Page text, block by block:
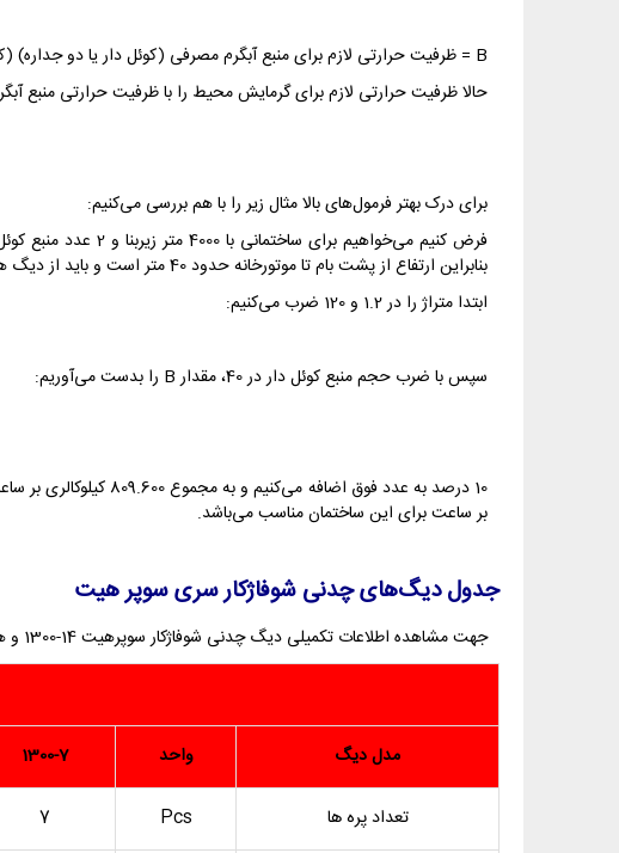
B = ظرفیت حرارتی لازم برای منبع آبگرم مصرفی (کوئل دار یا دو جداره) (کیلوکالری بر ساعت)
حالا ظرفیت حرارتی لازم برای گرمایش محیط را با ظرفیت حرارتی منبع آبگرم مصرفی جمع می‌کنیم و
برای درک بهتر فرمول‌های بالا مثال زیر را با هم بررسی می‌کنیم:
بنابراین ارتفاع از پشت بام تا موتورخانه حدود 40 متر است و باید از دیگ های 1300 استفاده نماییم تا در فشار حدود 4 بار به خوبی عمل کنند.
ابتدا متراژ را در 1.2 و 120 ضرب می‌کنیم:
سپس با ضرب حجم منبع کوئل دار در 40، مقدار B را بدست می‌آوریم:
بر ساعت برای این ساختمان مناسب می‌باشد.
جدول دیگ‌های چدنی شوفاژکار سری سوپر هیت
جهت مشاهده اطلاعات تکمیلی دیگ چدنی شوفاژکار سوپرهیت 14-1300 و همچنین مقایسه با سایر مدل‌های بویلر چدنی سوپر هیت
مدل دیگ واحد 1300-7
تعداد پره ها Pcs
7